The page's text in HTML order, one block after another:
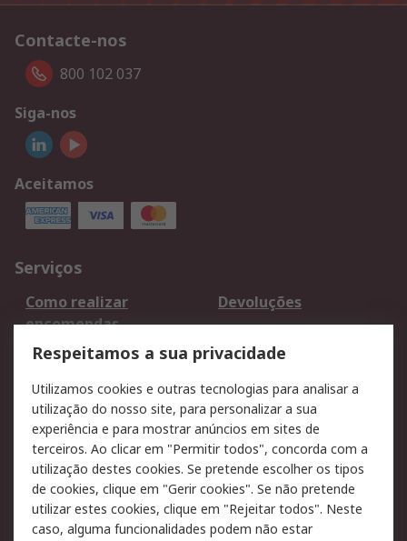
Contacte-nos
800 102 037
Siga-nos
Aceitamos
Serviços
Como realizar
encomendas
Devoluções
Formas de entrega
Qualidade e ambiente
Pagamento e
faturação
Legal
Aviso legal
Política de cookies
Política de privacidade
Segurança de emails
Respeitamos a sua privacidade
Utilizamos cookies e outras tecnologias para analisar a
utilização do nosso site, para personalizar a sua
experiência e para mostrar anúncios em sites de
terceiros. Ao clicar em "Permitir todos", concorda com a
utilização destes cookies. Se pretende escolher os tipos
de cookies, clique em "Gerir cookies". Se não pretende
utilizar estes cookies, clique em "Rejeitar todos". Neste
caso, alguma funcionalidades podem não estar